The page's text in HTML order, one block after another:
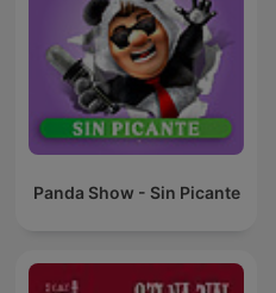
Panda Show - Sin Picante